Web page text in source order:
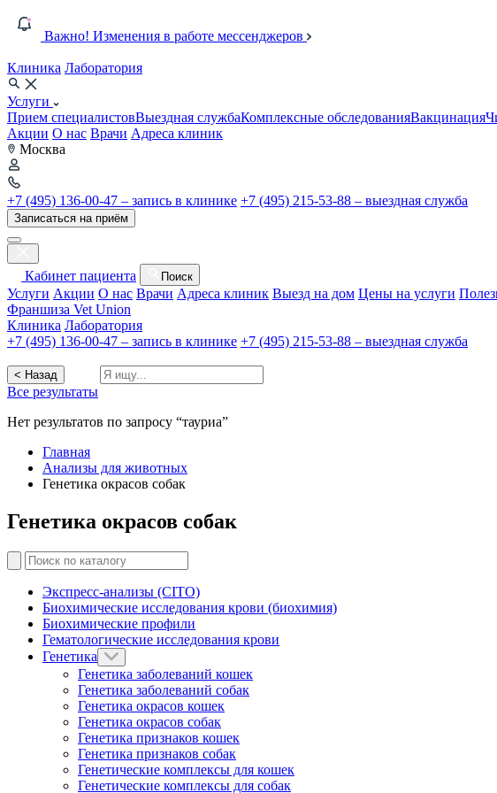
Важно! Изменения в работе мессенджеров
Клиника Лаборатория
Услуги
Прием специалистовВыездная службаКомплексные обследованияВакцинация
Акции О нас Врачи Адреса клиник
Москва
+7 (495) 136-00-47 – запись в клинике +7 (495) 215-53-88 – выездная служба
Записаться на приём
Кабинет пациента Поиск
Услуги Акции О нас Врачи Адреса клиник Выезд на дом Цены на услуги
Франшиза Vet Union
Клиника Лаборатория
+7 (495) 136-00-47 – запись в клинике +7 (495) 215-53-88 – выездная служба
< Назад
Все результаты
Нет результатов по запросу “тауриа”
Главная
Анализы для животных
Генетика окрасов собак
Генетика окрасов собак
Экспресс-анализы (CITO)
Биохимические исследования крови (биохимия)
Биохимические профили
Гематологические исследования крови
Генетика
Генетика заболеваний кошек
Генетика заболеваний собак
Генетика окрасов кошек
Генетика окрасов собак
Генетика признаков кошек
Генетика признаков собак
Генетические комплексы для кошек
Генетические комплексы для собак